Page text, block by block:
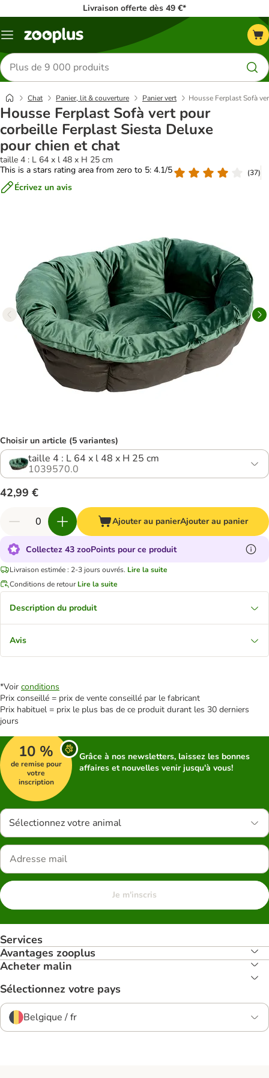
Livraison offerte dès 49 €*
Menu
Rechercher
des
produits
Chat Panier, lit & couverture Panier vert Housse Ferplast Sofà
Housse Ferplast Sofà vert pour
corbeille Ferplast Siesta Deluxe
pour chien et chat
taille 4 : L 64 x l 48 x H 25 cm
This is a stars rating area from zero to 5: 4.1/5
(37)
Écrivez un avis
Choisir un article (5 variantes)
taille 4 : L 64 x l 48 x H 25 cm
1039570.0
42,99 €
Ajouter au panierAjouter au panier
Collectez 43 zooPoints pour ce produit
Livraison estimée : 2-3 jours ouvrés. Lire la suite
Conditions de retour Lire la suite
Description du produit
Avis
*Voir conditions
Prix conseillé = prix de vente conseillé par le fabricant
Prix habituel = prix le plus bas de ce produit durant les 30 derniers
jours
10 %
de remise pour
votre
inscription
Grâce à nos newsletters, laissez les bonnes
affaires et nouvelles venir jusqu'à vous!
Sélectionnez votre animal
Je m'inscris
Services
Avantages zooplus
Acheter malin
Sélectionnez votre pays
Belgique / fr